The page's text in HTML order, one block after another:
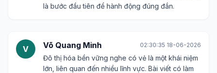
là bước đầu tiên để hành động đúng đắn.
V Võ Quang Minh 02:30:35 18-06-2026
Đô thị hóa bền vững nghe có vẻ là một khái niệm
lớn, liên quan đến nhiều lĩnh vực. Bài viết có làm